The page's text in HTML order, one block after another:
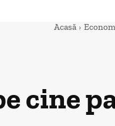
Acasă
cine